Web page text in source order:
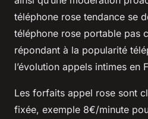
téléphone rose tendance se
téléphone rose portable pas
répondant à la popularité
l’évolution appels intimes en
Les forfaits appel rose sont
fixée, exemple 8€/minute